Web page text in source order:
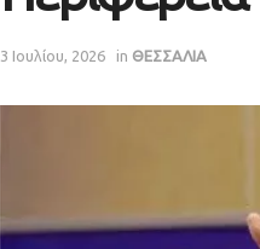
3 Ιουλίου, 2026 in ΘΕΣΣΑΛΙΑ